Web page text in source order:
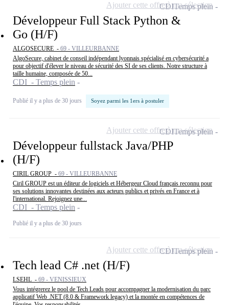
Développeur Full Stack Python &
Go (H/F)
ALGOSECURE - 69 - VILLEURBANNE
AlgoSecure, cabinet de conseil indépendant lyonnais spécialisé en cybersécurité a
pour objectif d'élever le niveau de sécurité des SI de ses clients. Notre structure à
taille humaine, composée de 50...
CDI - Temps plein
Publié il y a plus de 30 jours Soyez parmi les 1ers à postuler
CDITemps plein
Ajouter cette offre à ma sélection
Développeur fullstack Java/PHP
(H/F)
CIRIL GROUP - 69 - VILLEURBANNE
Ciril GROUP est un éditeur de logiciels et Hébergeur Cloud français reconnu pour
ses solutions innovantes destinées aux acteurs publics et privés en France et à
l'international. Rejoignez une...
CDI - Temps plein
Publié il y a plus de 30 jours
CDITemps plein
Ajouter cette offre à ma sélection
Tech lead C# .net (H/F)
LSEHL - 69 - VENISSIEUX
Vous intégrerez le pool de Tech Leads pour accompagner la modernisation du parc
applicatif Web .NET (8.0 & Framework legacy) et la montée en compétences de
CDITemps plein
Ajouter cette offre à ma sélection